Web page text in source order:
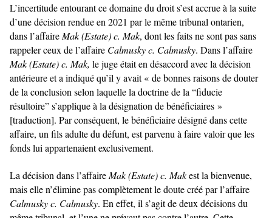
L’incertitude entourant ce domaine du droit s’est accrue à la suite
d’une décision rendue en 2021 par le même tribunal ontarien,
dans l’affaire Mak (Estate) c. Mak, dont les faits ne sont pas sans
rappeler ceux de l’affaire Calmusky c. Calmusky. Dans l’affaire
Mak (Estate) c. Mak, le jugeétait en désaccord avec la décision
antérieure et a indiqué qu’il y avait « de bonnes raisons de douter
de la conclusion selon laquelle la doctrine de la “fiducie
résultoire” s’applique à la désignation de bénéficiaires »
[traduction]. Par conséquent, le bénéficiaire désigné dans cette
affaire, un fils adulte du défunt, est parvenu à faire valoir que les
fonds lui appartenaient exclusivement.
La décision dans l’affaire Mak (Estate) c. Makest la bienvenue,
mais elle n’élimine pas complètement le doute créé par l’affaire
Calmusky c. Calmusky. En effet, il s’agit de deux décisions du